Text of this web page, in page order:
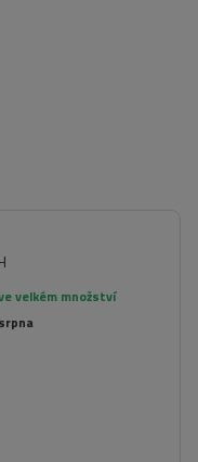
velkém množství